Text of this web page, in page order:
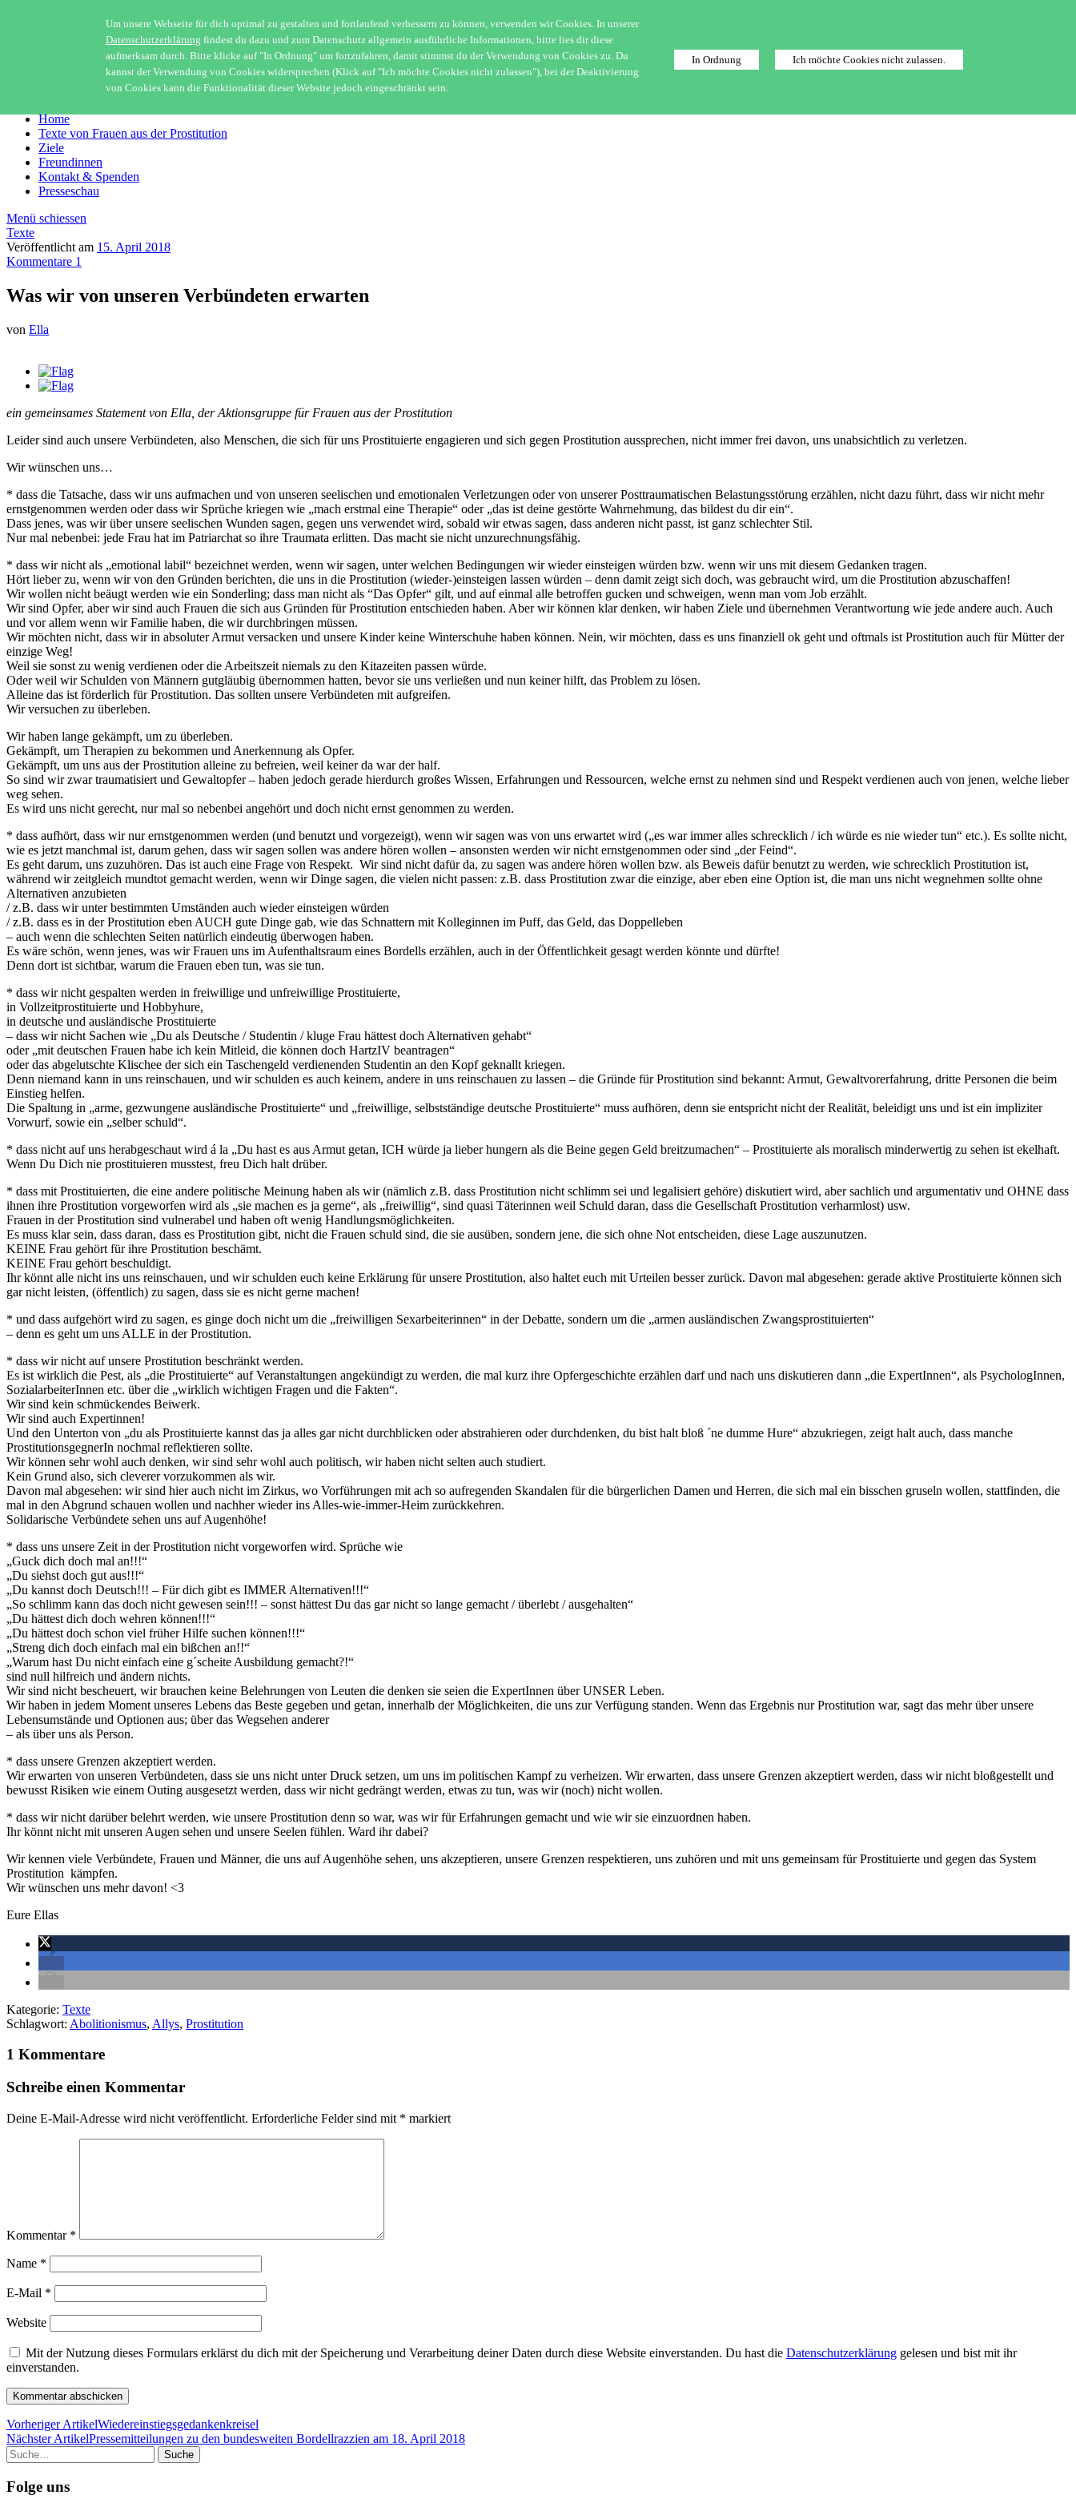
Netzwerk Ella
Home
Texte von Frauen aus der Prostitution
Ziele
Freundinnen
Kontakt & Spenden
Presseschau
Menü schiessen
Texte
Veröffentlicht am 15. April 2018
Kommentare 1
Was wir von unseren Verbündeten erwarten
von Ella
ein gemeinsames Statement von Ella, der Aktionsgruppe für Frauen aus der Prostitution
Leider sind auch unsere Verbündeten, also Menschen, die sich für uns Prostituierte engagieren und sich gegen Prostitution aussprechen, nicht immer frei davon, uns unabsichtlich zu verletzen.
Wir wünschen uns…
* dass die Tatsache, dass wir uns aufmachen und von unseren seelischen und emotionalen Verletzungen oder von unserer Posttraumatischen Belastungsstörung erzählen, nicht dazu führt, dass wir nicht mehr
ernstgenommen werden oder dass wir Sprüche kriegen wie „mach erstmal eine Therapie“ oder „das ist deine gestörte Wahrnehmung, das bildest du dir ein“.
Dass jenes, was wir über unsere seelischen Wunden sagen, gegen uns verwendet wird, sobald wir etwas sagen, dass anderen nicht passt, ist ganz schlechter Stil.
Nur mal nebenbei: jede Frau hat im Patriarchat so ihre Traumata erlitten. Das macht sie nicht unzurechnungsfähig.
* dass wir nicht als „emotional labil“ bezeichnet werden, wenn wir sagen, unter welchen Bedingungen wir wieder einsteigen würden bzw. wenn wir uns mit diesem Gedanken tragen.
Hört lieber zu, wenn wir von den Gründen berichten, die uns in die Prostitution (wieder-)einsteigen lassen würden – denn damit zeigt sich doch, was gebraucht wird, um die Prostitution abzuschaffen!
Wir wollen nicht beäugt werden wie ein Sonderling; dass man nicht als “Das Opfer“ gilt, und auf einmal alle betroffen gucken und schweigen, wenn man vom Job erzählt.
Wir sind Opfer, aber wir sind auch Frauen die sich aus Gründen für Prostitution entschieden haben. Aber wir können klar denken, wir haben Ziele und übernehmen Verantwortung wie jede andere auch. Auch
und vor allem wenn wir Familie haben, die wir durchbringen müssen.
Wir möchten nicht, dass wir in absoluter Armut versacken und unsere Kinder keine Winterschuhe haben können. Nein, wir möchten, dass es uns finanziell ok geht und oftmals ist Prostitution auch für Mütter der
einzige Weg!
Weil sie sonst zu wenig verdienen oder die Arbeitszeit niemals zu den Kitazeiten passen würde.
Oder weil wir Schulden von Männern gutgläubig übernommen hatten, bevor sie uns verließen und nun keiner hilft, das Problem zu lösen.
Alleine das ist förderlich für Prostitution. Das sollten unsere Verbündeten mit aufgreifen.
Wir versuchen zu überleben.
Wir haben lange gekämpft, um zu überleben.
Gekämpft, um Therapien zu bekommen und Anerkennung als Opfer.
Gekämpft, um uns aus der Prostitution alleine zu befreien, weil keiner da war der half.
So sind wir zwar traumatisiert und Gewaltopfer – haben jedoch gerade hierdurch großes Wissen, Erfahrungen und Ressourcen, welche ernst zu nehmen sind und Respekt verdienen auch von jenen, welche lieber
weg sehen.
Es wird uns nicht gerecht, nur mal so nebenbei angehört und doch nicht ernst genommen zu werden.
* dass aufhört, dass wir nur ernstgenommen werden (und benutzt und vorgezeigt), wenn wir sagen was von uns erwartet wird („es war immer alles schrecklich / ich würde es nie wieder tun“ etc.). Es sollte nicht,
wie es jetzt manchmal ist, darum gehen, dass wir sagen sollen was andere hören wollen – ansonsten werden wir nicht ernstgenommen oder sind „der Feind“.
Es geht darum, uns zuzuhören. Das ist auch eine Frage von Respekt. Wir sind nicht dafür da, zu sagen was andere hören wollen bzw. als Beweis dafür benutzt zu werden, wie schrecklich Prostitution ist,
während wir zeitgleich mundtot gemacht werden, wenn wir Dinge sagen, die vielen nicht passen: z.B. dass Prostitution zwar die einzige, aber eben eine Option ist, die man uns nicht wegnehmen sollte ohne
Alternativen anzubieten
/ z.B. dass wir unter bestimmten Umständen auch wieder einsteigen würden
/ z.B. dass es in der Prostitution eben AUCH gute Dinge gab, wie das Schnattern mit Kolleginnen im Puff, das Geld, das Doppelleben
– auch wenn die schlechten Seiten natürlich eindeutig überwogen haben.
Es wäre schön, wenn jenes, was wir Frauen uns im Aufenthaltsraum eines Bordells erzählen, auch in der Öffentlichkeit gesagt werden könnte und dürfte!
Denn dort ist sichtbar, warum die Frauen eben tun, was sie tun.
* dass wir nicht gespalten werden in freiwillige und unfreiwillige Prostituierte,
in Vollzeitprostituierte und Hobbyhure,
in deutsche und ausländische Prostituierte
– dass wir nicht Sachen wie „Du als Deutsche / Studentin / kluge Frau hättest doch Alternativen gehabt“
oder „mit deutschen Frauen habe ich kein Mitleid, die können doch HartzIV beantragen“
oder das abgelutschte Klischee der sich ein Taschengeld verdienenden Studentin an den Kopf geknallt kriegen.
Denn niemand kann in uns reinschauen, und wir schulden es auch keinem, andere in uns reinschauen zu lassen – die Gründe für Prostitution sind bekannt: Armut, Gewaltvorerfahrung, dritte Personen die beim
Einstieg helfen.
Die Spaltung in „arme, gezwungene ausländische Prostituierte“ und „freiwillige, selbstständige deutsche Prostituierte“ muss aufhören, denn sie entspricht nicht der Realität, beleidigt uns und ist ein impliziter
Vorwurf, sowie ein „selber schuld“.
* dass nicht auf uns herabgeschaut wird á la „Du hast es aus Armut getan, ICH würde ja lieber hungern als die Beine gegen Geld breitzumachen“ – Prostituierte als moralisch minderwertig zu sehen ist ekelhaft.
Wenn Du Dich nie prostituieren musstest, freu Dich halt drüber.
* dass mit Prostituierten, die eine andere politische Meinung haben als wir (nämlich z.B. dass Prostitution nicht schlimm sei und legalisiert gehöre) diskutiert wird, aber sachlich und argumentativ und OHNE dass
ihnen ihre Prostitution vorgeworfen wird als „sie machen es ja gerne“, als „freiwillig“, sind quasi Täterinnen weil Schuld daran, dass die Gesellschaft Prostitution verharmlost) usw.
Frauen in der Prostitution sind vulnerabel und haben oft wenig Handlungsmöglichkeiten.
Es muss klar sein, dass daran, dass es Prostitution gibt, nicht die Frauen schuld sind, die sie ausüben, sondern jene, die sich ohne Not entscheiden, diese Lage auszunutzen.
KEINE Frau gehört für ihre Prostitution beschämt.
KEINE Frau gehört beschuldigt.
Ihr könnt alle nicht ins uns reinschauen, und wir schulden euch keine Erklärung für unsere Prostitution, also haltet euch mit Urteilen besser zurück. Davon mal abgesehen: gerade aktive Prostituierte können sich
gar nicht leisten, (öffentlich) zu sagen, dass sie es nicht gerne machen!
* und dass aufgehört wird zu sagen, es ginge doch nicht um die „freiwilligen Sexarbeiterinnen“ in der Debatte, sondern um die „armen ausländischen Zwangsprostituierten“
– denn es geht um uns ALLE in der Prostitution.
* dass wir nicht auf unsere Prostitution beschränkt werden.
Es ist wirklich die Pest, als „die Prostituierte“ auf Veranstaltungen angekündigt zu werden, die mal kurz ihre Opfergeschichte erzählen darf und nach uns diskutieren dann „die ExpertInnen“, als PsychologInnen,
SozialarbeiterInnen etc. über die „wirklich wichtigen Fragen und die Fakten“.
Wir sind kein schmückendes Beiwerk.
Wir sind auch Expertinnen!
Und den Unterton von „du als Prostituierte kannst das ja alles gar nicht durchblicken oder abstrahieren oder durchdenken, du bist halt bloß ´ne dumme Hure“ abzukriegen, zeigt halt auch, dass manche
ProstitutionsgegnerIn nochmal reflektieren sollte.
Wir können sehr wohl auch denken, wir sind sehr wohl auch politisch, wir haben nicht selten auch studiert.
Kein Grund also, sich cleverer vorzukommen als wir.
Davon mal abgesehen: wir sind hier auch nicht im Zirkus, wo Vorführungen mit ach so aufregenden Skandalen für die bürgerlichen Damen und Herren, die sich mal ein bisschen gruseln wollen, stattfinden, die
mal in den Abgrund schauen wollen und nachher wieder ins Alles-wie-immer-Heim zurückkehren.
Solidarische Verbündete sehen uns auf Augenhöhe!
* dass uns unsere Zeit in der Prostitution nicht vorgeworfen wird. Sprüche wie
„Guck dich doch mal an!!!“
„Du siehst doch gut aus!!!“
„Du kannst doch Deutsch!!! – Für dich gibt es IMMER Alternativen!!!“
„So schlimm kann das doch nicht gewesen sein!!! – sonst hättest Du das gar nicht so lange gemacht / überlebt / ausgehalten“
„Du hättest dich doch wehren können!!!“
„Du hättest doch schon viel früher Hilfe suchen können!!!“
„Streng dich doch einfach mal ein bißchen an!!“
„Warum hast Du nicht einfach eine g´scheite Ausbildung gemacht?!“
sind null hilfreich und ändern nichts.
Wir sind nicht bescheuert, wir brauchen keine Belehrungen von Leuten die denken sie seien die ExpertInnen über UNSER Leben.
Wir haben in jedem Moment unseres Lebens das Beste gegeben und getan, innerhalb der Möglichkeiten, die uns zur Verfügung standen. Wenn das Ergebnis nur Prostitution war, sagt das mehr über unsere
Lebensumstände und Optionen aus; über das Wegsehen anderer
– als über uns als Person.
* dass unsere Grenzen akzeptiert werden.
Wir erwarten von unseren Verbündeten, dass sie uns nicht unter Druck setzen, um uns im politischen Kampf zu verheizen. Wir erwarten, dass unsere Grenzen akzeptiert werden, dass wir nicht bloßgestellt und
bewusst Risiken wie einem Outing ausgesetzt werden, dass wir nicht gedrängt werden, etwas zu tun, was wir (noch) nicht wollen.
* dass wir nicht darüber belehrt werden, wie unsere Prostitution denn so war, was wir für Erfahrungen gemacht und wie wir sie einzuordnen haben.
Ihr könnt nicht mit unseren Augen sehen und unsere Seelen fühlen. Ward ihr dabei?
Wir kennen viele Verbündete, Frauen und Männer, die uns auf Augenhöhe sehen, uns akzeptieren, unsere Grenzen respektieren, uns zuhören und mit uns gemeinsam für Prostituierte und gegen das System
Prostitution kämpfen.
Wir wünschen uns mehr davon! <3
Eure Ellas
Kategorie: Texte
Schlagwort: Abolitionismus, Allys, Prostitution
1 Kommentare
Schreibe einen Kommentar
Deine E-Mail-Adresse wird nicht veröffentlicht. Erforderliche Felder sind mit * markiert
Kommentar *
Name *
E-Mail *
Website
Mit der Nutzung dieses Formulars erklärst du dich mit der Speicherung und Verarbeitung deiner Daten durch diese Website einverstanden. Du hast die Datenschutzerklärung gelesen und bist mit ihr
einverstanden.
Vorheriger ArtikelWiedereinstiegsgedankenkreisel
Nächster ArtikelPressemitteilungen zu den bundesweiten Bordellrazzien am 18. April 2018
Suche
Folge uns
Um unsere Webseite für dich optimal zu gestalten und fortlaufend verbessern zu können, verwenden wir Cookies. In unserer
Datenschutzerklärung findest du dazu und zum Datenschutz allgemein ausführliche Informationen, bitte lies dir diese
aufmerksam durch. Bitte klicke auf "In Ordnung" um fortzufahren, damit stimmst du der Verwendung von Cookies zu. Du
kannst der Verwendung von Cookies widersprechen (Klick auf "Ich möchte Cookies nicht zulassen"), bei der Deaktivierung
von Cookies kann die Funktionalität dieser Website jedoch eingeschränkt sein.
In Ordnung Ich möchte Cookies nicht zulassen.